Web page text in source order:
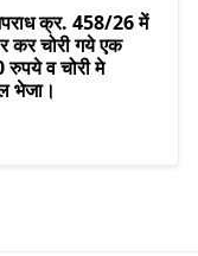
क्र. 458/26 में
कर चोरी गये एक
व चोरी मे
भेजा।